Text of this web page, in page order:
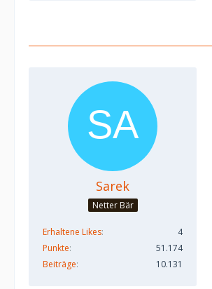
Sarek
Netter Bär
Erhaltene Likes
4
Punkte
51.174
Beiträge
10.131